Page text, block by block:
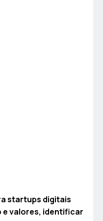
startups digitais
valores, identificar